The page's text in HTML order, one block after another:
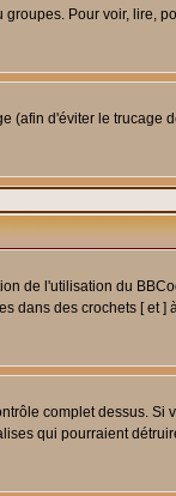
Pour voir, lire,
(afin d'éviter le
de l'utilisation du
dans des crochets [
complet dessus.
qui pourraient